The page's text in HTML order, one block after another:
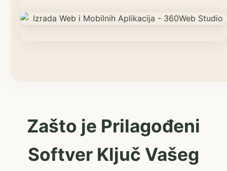
Zašto je Prilagođeni
Softver Ključ Vašeg